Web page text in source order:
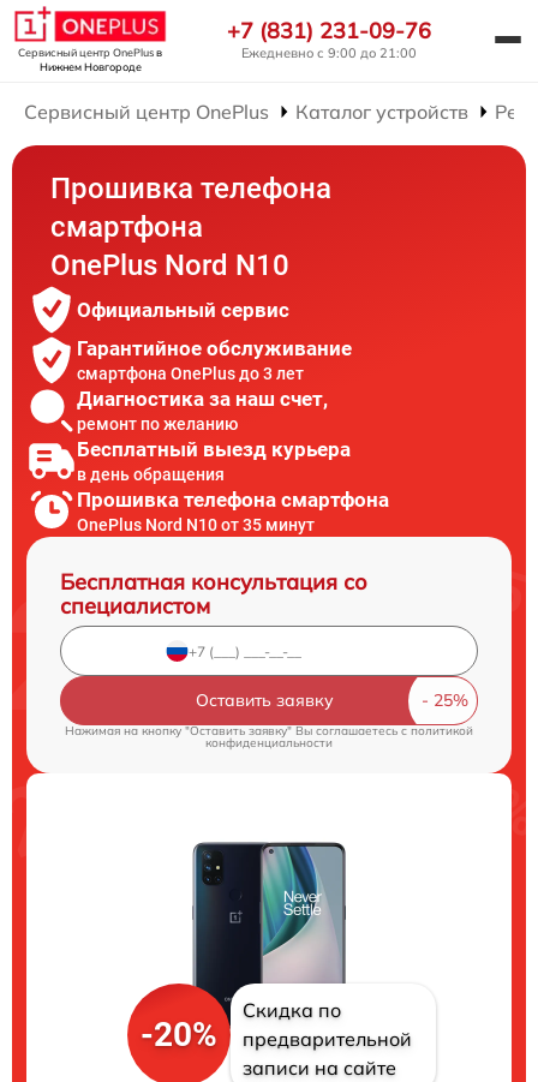
Сервисный центр OnePlusв
Нижнем Новгороде
+7 (831) 231-09-76
Ежедневно с 9:00 до 21:00
Сервисный центр OnePlus Каталог устройств
Прошивка телефона
смартфона
OnePlus Nord N10
Официальный сервис
Гарантийное обслуживание
смартфона OnePlus до 3 лет
Диагностика за наш счет,
ремонт по желанию
Бесплатный выезд курьера
в день обращения
Прошивка телефона смартфона
OnePlus Nord N10 от 35 минут
Бесплатная консультация со
специалистом
Оставить заявку
Нажимая на кнопку "Оставить заявку" Вы соглашаетесь c политикой
конфиденциальности
-20%
Скидка по
предварительной
записи на сайте